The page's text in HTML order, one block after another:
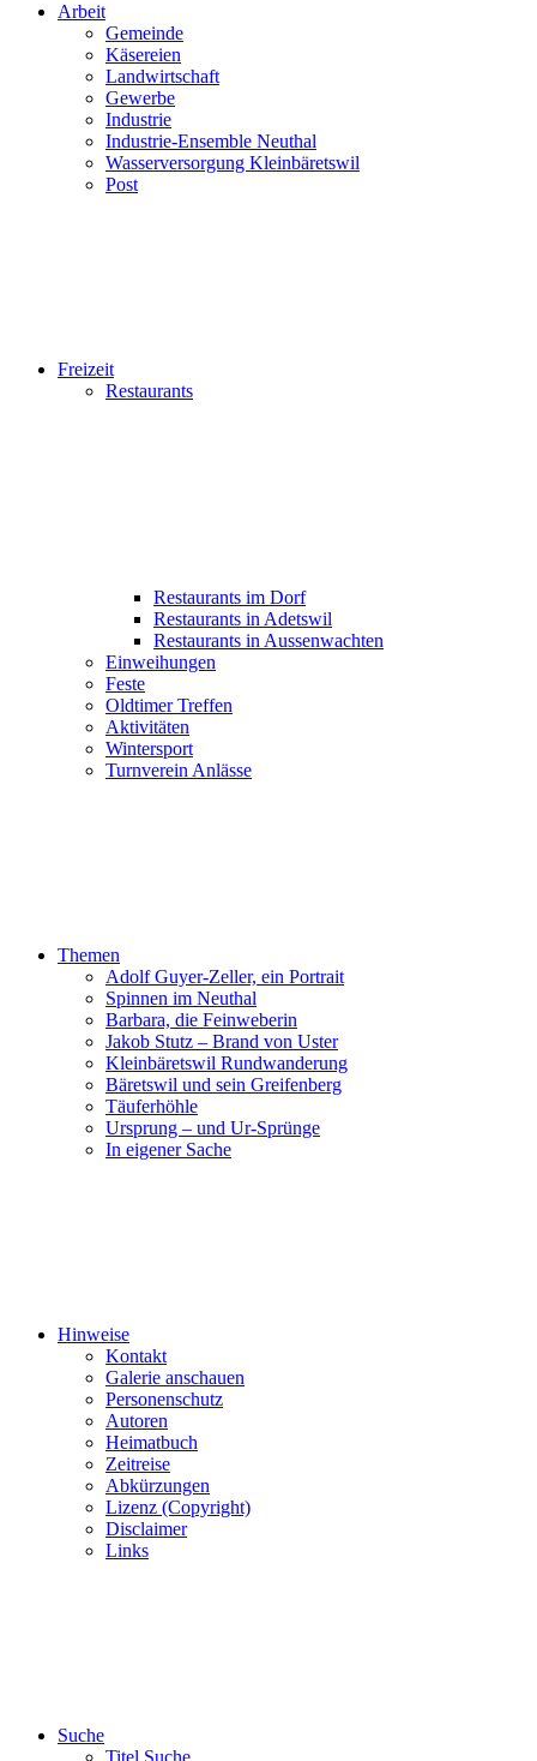
Arbeit
Gemeinde
Käsereien
Landwirtschaft
Gewerbe
Industrie
Industrie-Ensemble Neuthal
Wasserversorgung Kleinbäretswil
Post
Freizeit
Restaurants
Restaurants im Dorf
Restaurants in Adetswil
Restaurants in Aussenwachten
Einweihungen
Feste
Oldtimer Treffen
Aktivitäten
Wintersport
Turnverein Anlässe
Themen
Adolf Guyer-Zeller, ein Portrait
Spinnen im Neuthal
Barbara, die Feinweberin
Jakob Stutz – Brand von Uster
Kleinbäretswil Rundwanderung
Bäretswil und sein Greifenberg
Täuferhöhle
Ursprung – und Ur-Sprünge
In eigener Sache
Hinweise
Kontakt
Galerie anschauen
Personenschutz
Autoren
Heimatbuch
Zeitreise
Abkürzungen
Lizenz (Copyright)
Disclaimer
Links
Suche
Titel Suche